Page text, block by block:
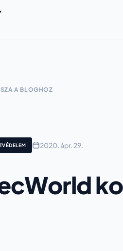
A BLOGHOZ
2020. ápr. 29.